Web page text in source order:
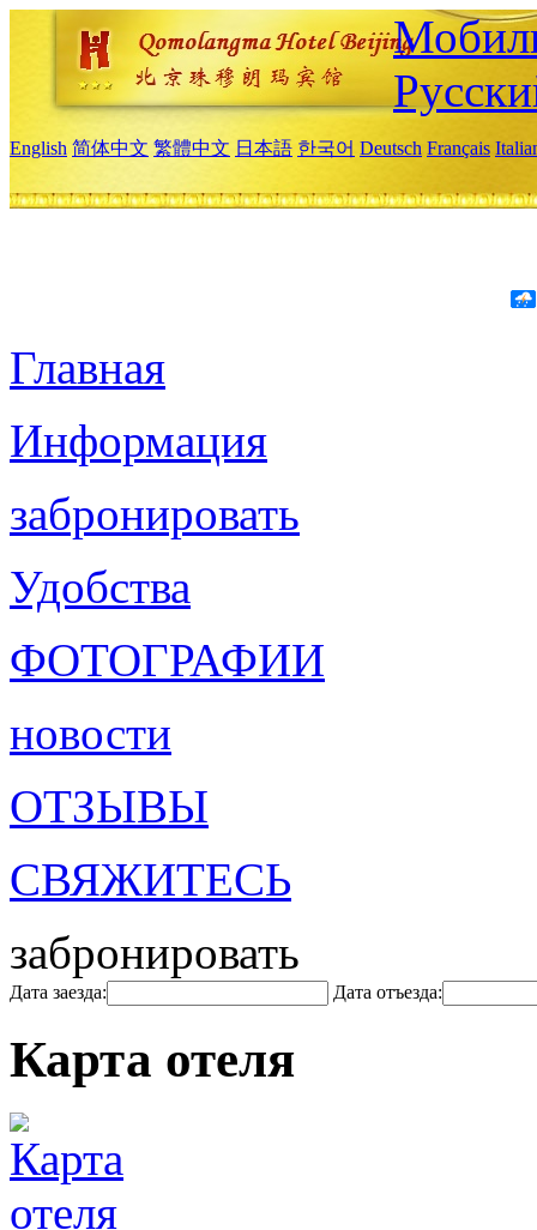
English 简体中文 繁體中文 日本語 한국어 Deutsch Français
Главная
Информация
забронировать
Удобства
ФОТОГРАФИИ
новости
ОТЗЫВЫ
СВЯЖИТЕСЬ
забронировать
Дата заезда: Дата отъезда:
Карта отеля